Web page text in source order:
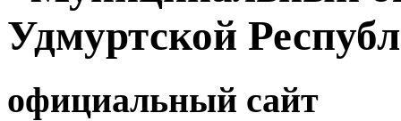
Удмуртской
официальный сайт